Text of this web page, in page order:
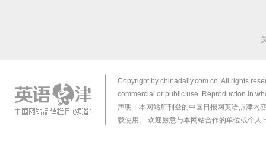
Copyright by chinadaily.com.cn. All rights
commercial or public use. Reproduction in
声明：本网站所刊登的中国日报网英语点津内
载使用。 欢迎愿意与本网站合作的单位或个人